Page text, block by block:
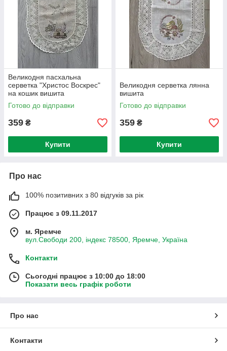
Великодня пасхальна
серветка "Христос Воскрес"
на кошик вишита
Готово до відправки
359 ₴
Купити
Великодня серветка лянна
вишита
Готово до відправки
359 ₴
Купити
Про нас
100% позитивних з 80 відгуків за рік
Працює з 09.11.2017
м. Яремче
вул.Свободи 200, індекс 78500, Яремче, Україна
Контакти
Сьогодні працює з 10:00 до 18:00
Показати весь графік роботи
Про нас
Контакти